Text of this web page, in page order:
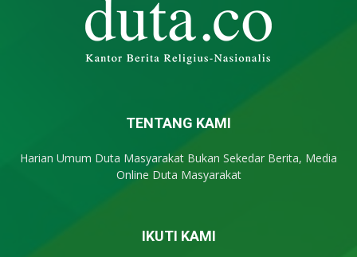
TENTANG KAMI
Harian Umum Duta Masyarakat Bukan Sekedar Berita, Media
Online Duta Masyarakat
IKUTI KAMI